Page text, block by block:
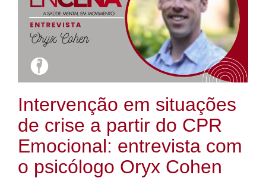
Intervenção em situações
de crise a partir do CPR
Emocional: entrevista com
o psicólogo Oryx Cohen